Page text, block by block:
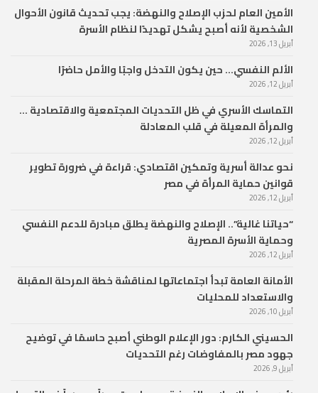
الأمين العام لحزب الإصلاح والنهضة: يجب تحديث قانون الأحوال
الشخصية لأنه أصبح يشكل تهديدًا لنظام الأسرة
أبريل 13, 2026
الألم النفسي… حين يكون التدخل واجبًا والأمل حاضرًا
أبريل 12, 2026
التماسك الأسري في ظل التحديات المجتمعية والاقتصادية …
والمرأة المعيلة في قلب المعادلة
أبريل 12, 2026
نحو عدالة أسرية وتمكين اقتصادي: قراءة في ضرورة تطوير
قوانين حماية المرأة في مصر
أبريل 12, 2026
“حياتنا غالية”.. الإصلاح والنهضة يطلق مبادرة للدعم النفسي
وحماية الأسرة المصرية
أبريل 12, 2026
الأمانة العامة تبدأ اجتماعاتها لمناقشة خطة المرحلة المقبلة
والاستعداد للمحليات
أبريل 10, 2026
الحسيني الكارم: دور الإعلام الوطني أصبح حاسمًا في توضيح
جهود مصر بالمفاوضات رغم التحديات
أبريل 9, 2026